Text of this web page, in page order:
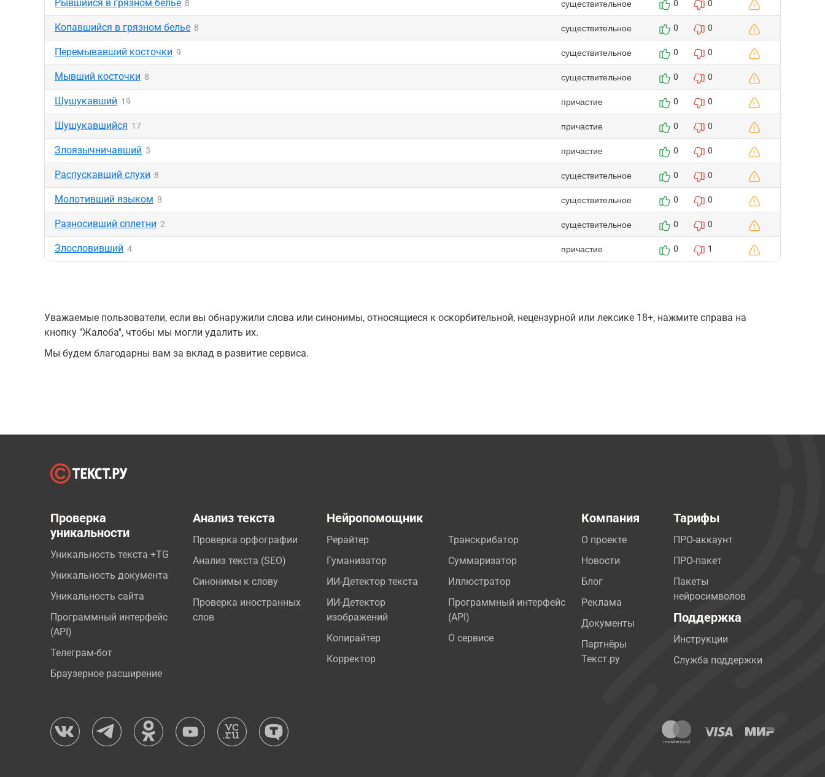
Рывшийся в грязном белье 8 существительное 0 0
Копавшийся в грязном белье 8 существительное 0 0
Перемывавший косточки 9 существительное 0 0
Мывший косточки 8 существительное 0 0
Шушукавший 19 причастие 0 0
Шушукавшийся 17 причастие 0 0
Злоязычничавший 3 причастие 0 0
Распускавший слухи 8 существительное 0 0
Молотивший языком 8 существительное 0 0
Разносивший сплетни 2 существительное 0 0
Злословивший 4 причастие 0 1
Уважаемые пользователи, если вы обнаружили слова или синонимы, относящиеся к оскорбительной, нецензурной или лексике 18+, нажмите справа на
кнопку "Жалоба", чтобы мы могли удалить их.
Мы будем благодарны вам за вклад в развитие сервиса.
Проверка
уникальности
Уникальность текста +TG
Уникальность документа
Уникальность сайта
Программный интерфейс
(API)
Телеграм-бот
Браузерное расширение
Анализ текста
Проверка орфографии
Анализ текста (SEO)
Синонимы к слову
Проверка иностранных
слов
Нейропомощник
Рерайтер
Гуманизатор
ИИ-Детектор текста
ИИ-Детектор
изображений
Копирайтер
Корректор
Транскрибатор
Суммаризатор
Иллюстратор
Программный интерфейс
(API)
О сервисе
Компания
О проекте
Новости
Блог
Реклама
Документы
Партнёры
Текст.ру
Тарифы
ПРО-аккаунт
ПРО-пакет
Пакеты
нейросимволов
Поддержка
Инструкции
Служба поддержки